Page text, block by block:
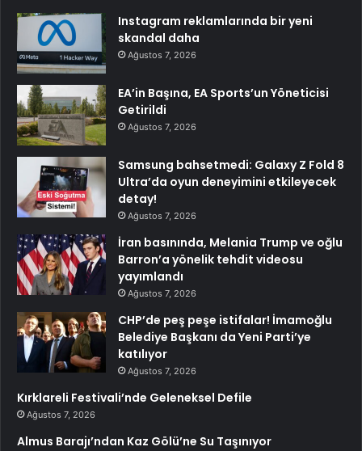
Instagram reklamlarında bir yeni
skandal daha
Ağustos 7, 2026
EA’in Başına, EA Sports’un Yöneticisi
Getirildi
Ağustos 7, 2026
Samsung bahsetmedi: Galaxy Z Fold 8
Ultra’da oyun deneyimini etkileyecek
detay!
Ağustos 7, 2026
İran basınında, Melania Trump ve oğlu
Barron’a yönelik tehdit videosu
yayımlandı
Ağustos 7, 2026
CHP’de peş peşe istifalar! İmamoğlu
Belediye Başkanı da Yeni Parti’ye
katılıyor
Ağustos 7, 2026
Kırklareli Festivali’nde Geleneksel Defile
Ağustos 7, 2026
Almus Barajı’ndan Kaz Gölü’ne Su Taşınıyor